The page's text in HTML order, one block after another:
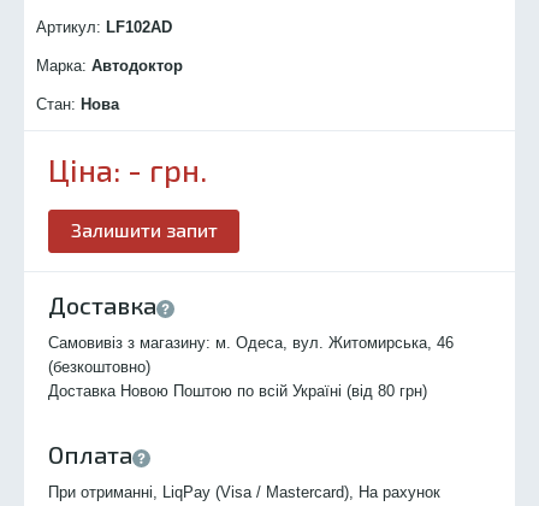
Артикул: LF102AD
Марка: Автодоктор
Стан: Нова
Ціна: - грн.
Залишити запит
Доставка
Самовивіз з магазину: м. Одеса, вул. Житомирська, 46
(безкоштовно)
Доставка Новою Поштою по всій Україні (від 80 грн)
Оплата
При отриманні, LiqPay (Visa / Mastercard), На рахунок